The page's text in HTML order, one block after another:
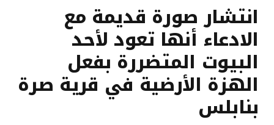
انتشار صورة قديمة مع
الادعاء أنها تعود لأحد
البيوت المتضررة بفعل
الهزة الأرضية في قرية صرة
بنابلس